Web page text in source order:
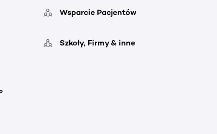
Wsparcie Pacjentów
Szkoły, Firmy & inne